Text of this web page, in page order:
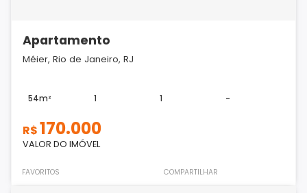
Apartamento
Méier, Rio de Janeiro, RJ
54m² 1 1 -
R$170.000
VALOR DO IMÓVEL
FAVORITOS COMPARTILHAR